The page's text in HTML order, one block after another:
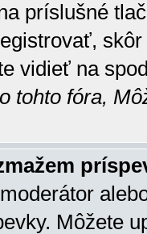
príslušné
vidieť na
tohto fóra,
Môžete